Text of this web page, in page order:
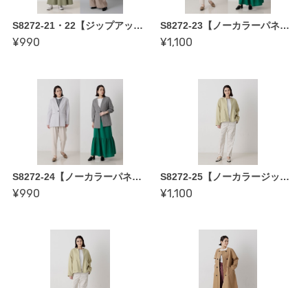
S8272-21・22【ジップアップブルゾン 裏地付き〜縫い代付き型紙】 かたやまゆうこ著「誰にでも似合う 基本形の服」
¥990
S8272-23【ノーカラーパネルラインジャケット 裏地付き〜縫い代付き型紙】 かたやまゆうこ著「誰にでも似合う 基本形の服」
¥1,100
S8272-24【ノーカラーパネルラインジャケット裏地なし〜縫い代付き型紙】 かたやまゆうこ著「誰にでも似合う 基本形の服」
¥990
S8272-25【ノーカラージップアップジャケット裏地付き〜縫い代付き型紙】 かたやまゆうこ著「誰にでも似合う 基本形の服」
¥1,100